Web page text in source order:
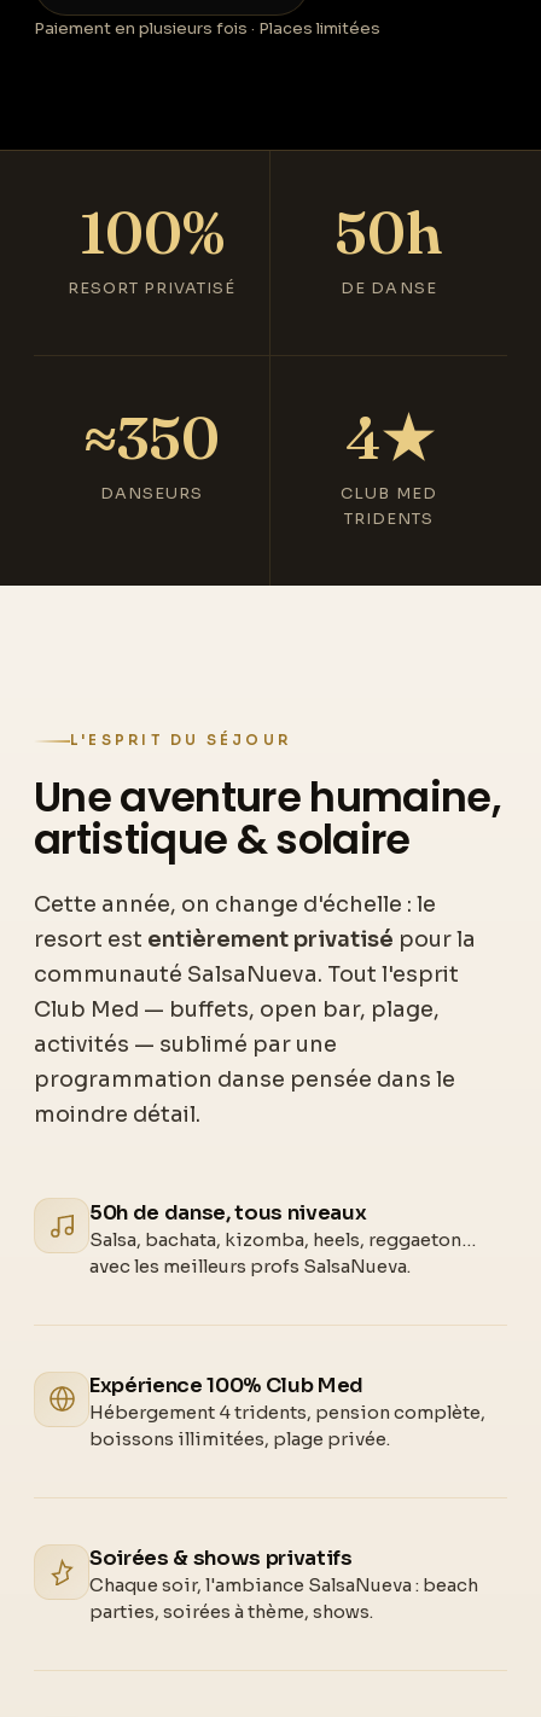
Paiement en plusieurs fois · Places limitées
100%
RESORT PRIVATISÉ
50h
DE DANSE
≈350
DANSEURS
4★
CLUB MED
TRIDENTS
L'ESPRIT DU SÉJOUR
Une aventure humaine,
artistique & solaire
Cette année, on change d'échelle : le
resort est entièrement privatisé pour la
communauté SalsaNueva. Tout l'esprit
Club Med — buffets, open bar, plage,
activités — sublimé par une
programmation danse pensée dans le
moindre détail.
50h de danse, tous niveaux
Salsa, bachata, kizomba, heels, reggaeton…
avec les meilleurs profs SalsaNueva.
Expérience 100% Club Med
Hébergement 4 tridents, pension complète,
boissons illimitées, plage privée.
Soirées & shows privatifs
Chaque soir, l'ambiance SalsaNueva : beach
parties, soirées à thème, shows.